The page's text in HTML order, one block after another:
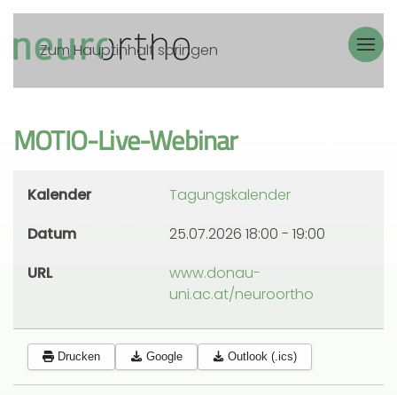
Zum Hauptinhalt springen
MOTIO-Live-Webinar
Kalender
Tagungskalender
Datum
25.07.2026 18:00 - 19:00
URL
www.donau-
uni.ac.at/neuroortho
Drucken Google Outlook (.ics)